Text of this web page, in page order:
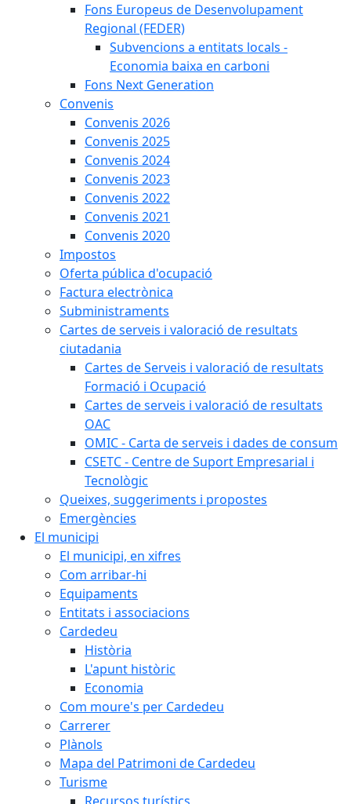
Fons Europeus de Desenvolupament
Regional (FEDER)
Subvencions a entitats locals -
Economia baixa en carboni
Fons Next Generation
Convenis
Convenis 2026
Convenis 2025
Convenis 2024
Convenis 2023
Convenis 2022
Convenis 2021
Convenis 2020
Impostos
Oferta pública d'ocupació
Factura electrònica
Subministraments
Cartes de serveis i valoració de resultats
ciutadania
Cartes de Serveis i valoració de resultats
Formació i Ocupació
Cartes de serveis i valoració de resultats
OAC
OMIC - Carta de serveis i dades de consum
CSETC - Centre de Suport Empresarial i
Tecnològic
Queixes, suggeriments i propostes
Emergències
El municipi
El municipi, en xifres
Com arribar-hi
Equipaments
Entitats i associacions
Cardedeu
Història
L'apunt històric
Economia
Com moure's per Cardedeu
Carrerer
Plànols
Mapa del Patrimoni de Cardedeu
Turisme